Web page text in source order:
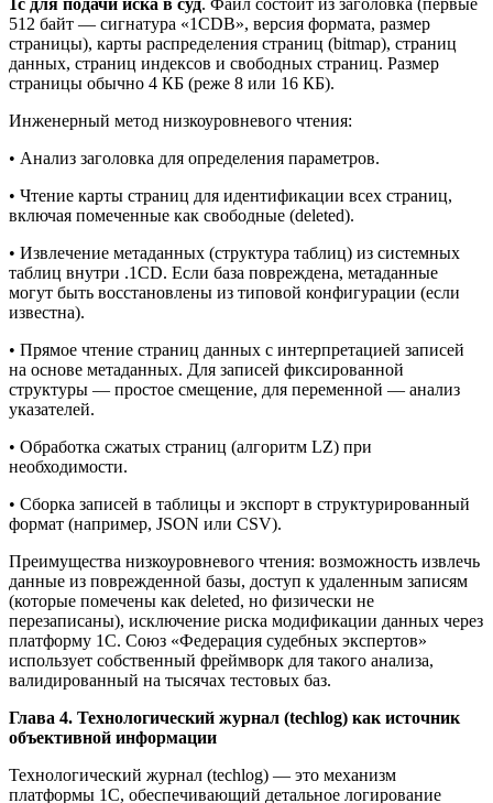
512 байт — сигнатура «1CDB», версия формата, размер
страницы), карты распределения страниц (bitmap), страниц
данных, страниц индексов и свободных страниц. Размер
страницы обычно 4 КБ (реже 8 или 16 КБ).
Инженерный метод низкоуровневого чтения:
• Анализ заголовка для определения параметров.
• Чтение карты страниц для идентификации всех страниц,
включая помеченные как свободные (deleted).
• Извлечение метаданных (структура таблиц) из системных
таблиц внутри .1CD. Если база повреждена, метаданные
могут быть восстановлены из типовой конфигурации (если
известна).
• Прямое чтение страниц данных с интерпретацией записей
на основе метаданных. Для записей фиксированной
структуры — простое смещение, для переменной — анализ
указателей.
• Обработка сжатых страниц (алгоритм LZ) при
необходимости.
• Сборка записей в таблицы и экспорт в структурированный
формат (например, JSON или CSV).
Преимущества низкоуровневого чтения: возможность извлечь
данные из поврежденной базы, доступ к удаленным записям
(которые помечены как deleted, но физически не
перезаписаны), исключение риска модификации данных через
платформу 1С. Союз «Федерация судебных экспертов»
использует собственный фреймворк для такого анализа,
валидированный на тысячах тестовых баз.
Глава 4. Технологический журнал (techlog) как источник
объективной информации
Технологический журнал (techlog) — это механизм
платформы 1С, обеспечивающий детальное логирование